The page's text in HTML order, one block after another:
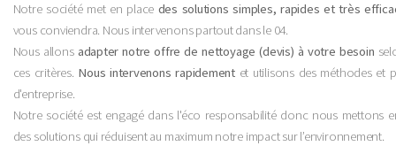
Notre société met en place des solutions simples, rapides et très
vous conviendra. Nous intervenons partout dans le 04.
Nous allons adapter notre offre de nettoyage (devis) à votre besoin
ces critères. Nous intervenons rapidement et utilisons des méthodes et
d'entreprise.
Notre société est engagé dans l'éco responsabilité donc nous mettons
des solutions qui réduisent au maximum notre impact sur l’environnement.